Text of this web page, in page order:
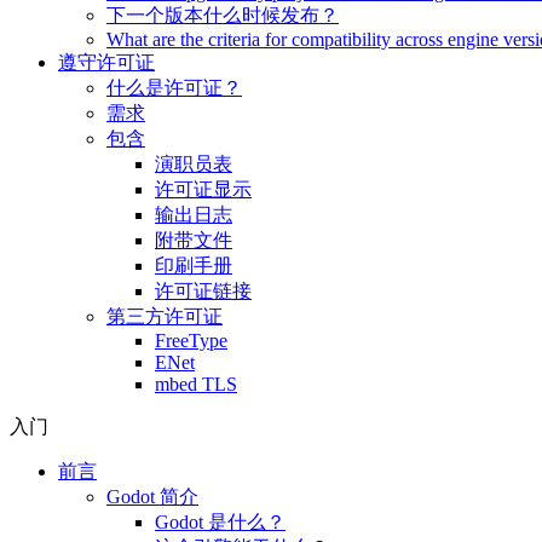
下一个版本什么时候发布？
What are the criteria for compatibility across engine
遵守许可证
什么是许可证？
需求
包含
演职员表
许可证显示
输出日志
附带文件
印刷手册
许可证链接
第三方许可证
FreeType
ENet
mbed TLS
入门
前言
Godot 简介
Godot 是什么？